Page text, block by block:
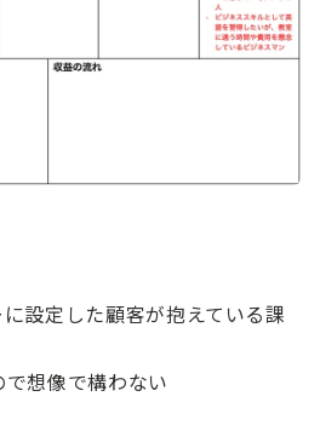
設定した顧客が抱えている課
想像で構わない